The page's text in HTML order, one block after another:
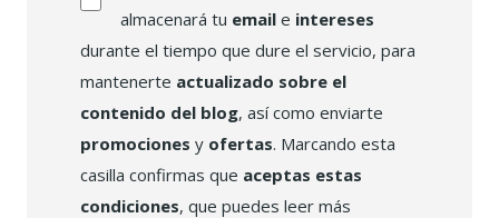
almacenará tu emaile intereses
durante el tiempo que dure el servicio, para
mantenerte actualizado sobre el
contenido del blog, así como enviarte
promociones y ofertas. Marcando esta
casilla confirmas que aceptas estas
condiciones, que puedes leer más